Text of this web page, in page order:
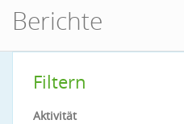
Berichte
Filtern
Aktivität